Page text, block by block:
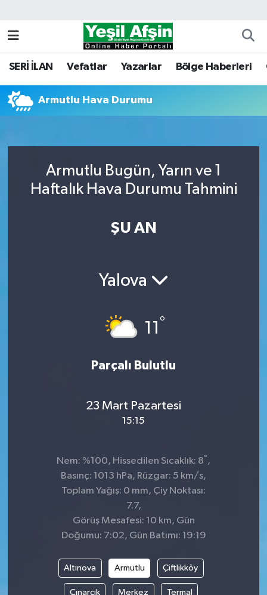
SERİ İLAN Vefatlar Yazarlar Bölge Haberleri
Armutlu Hava Durumu
Armutlu Bugün, Yarın ve 1
Haftalık Hava Durumu Tahmini
ŞU AN
Yalova
11 °
Parçalı Bulutlu
23 Mart Pazartesi
15:15
Nem: %100, Hissedilen Sıcaklık: 8°,
Basınç: 1013 hPa, Rüzgar: 5 km/s,
Toplam Yağış: 0 mm, Çiy Noktası:
7.7,
Görüş Mesafesi: 10 km, Gün
Doğumu: 7:02, Gün Batımı: 19:19
Altınova Armutlu Çiftlikköy
Çınarcık Merkez Termal
Kahramanmaraş Nöbetçi Eczaneler
Kahramanmaraş Namaz Vakitleri
Süper Lig Puan Durumu ve Fikstür
Tüm Manşetler
Son Dakika Haberleri